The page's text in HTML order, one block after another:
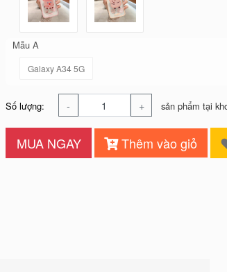
Mẫu A
Galaxy A34 5G
Số lượng: - + sản phẩm tại
MUA NGAY Thêm vào giỏ